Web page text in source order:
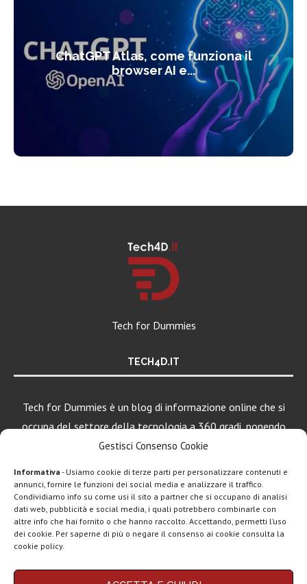
Gestisci Consenso Cookie
Informativa - Usiamo cookie di terze parti per personalizzare contenuti e
annunci, fornire le funzioni dei social media e analizzare il traffico.
Condividiamo info su come usi il sito a partner che si occupano di analisi
dati web, pubblicità e social media, i quali potrebbero combinarle con
altre info che hai fornito o che hanno raccolto. Accettando, permetti l’uso
dei cookie. Per saperne di più o negare il consenso ai cookie consulta la
cookie policy.
ChatGPT Atlas, come funziona il
browser AI e...
Tech for Dummies
TECH4D.IT
Tech for Dummies è un blog di informazione online che si
occupa del settore della tecnologia a 360 gradi, ponendo
una particolare attenzione al mondo Android, Apple e
Chi siamo Contatti Disclaimer Privacy policy
LEGGI ANCHE
Come scaricare
DeepSeek